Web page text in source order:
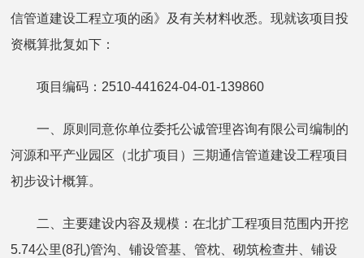
信管道建设工程立项的函》及有关材料收悉。现就该项目投
资概算批复如下：
项目编码：2510-441624-04-01-139860
一、原则同意你单位委托公诚管理咨询有限公司编制的
河源和平产业园区（北扩项目）三期通信管道建设工程项目
初步设计概算。
二、主要建设内容及规模：在北扩工程项目范围内开挖
5.74公里(8孔)管沟、铺设管基、管枕、砌筑检查井、铺设